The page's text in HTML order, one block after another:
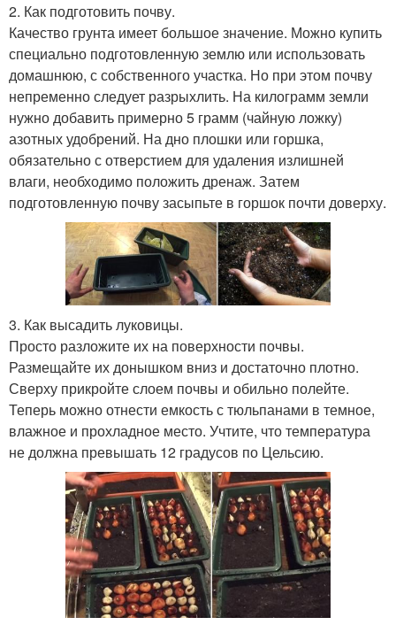
2. Как подготовить почву.
Качество грунта имеет большое значение. Можно купить
специально подготовленную землю или использовать
домашнюю, с собственного участка. Но при этом почву
непременно следует разрыхлить. На килограмм земли
нужно добавить примерно 5 грамм (чайную ложку)
азотных удобрений. На дно плошки или горшка,
обязательно с отверстием для удаления излишней
влаги, необходимо положить дренаж. Затем
подготовленную почву засыпьте в горшок почти доверху.
3. Как высадить луковицы.
Просто разложите их на поверхности почвы.
Размещайте их донышком вниз и достаточно плотно.
Сверху прикройте слоем почвы и обильно полейте.
Теперь можно отнести емкость с тюльпанами в темное,
влажное и прохладное место. Учтите, что температура
не должна превышать 12 градусов по Цельсию.